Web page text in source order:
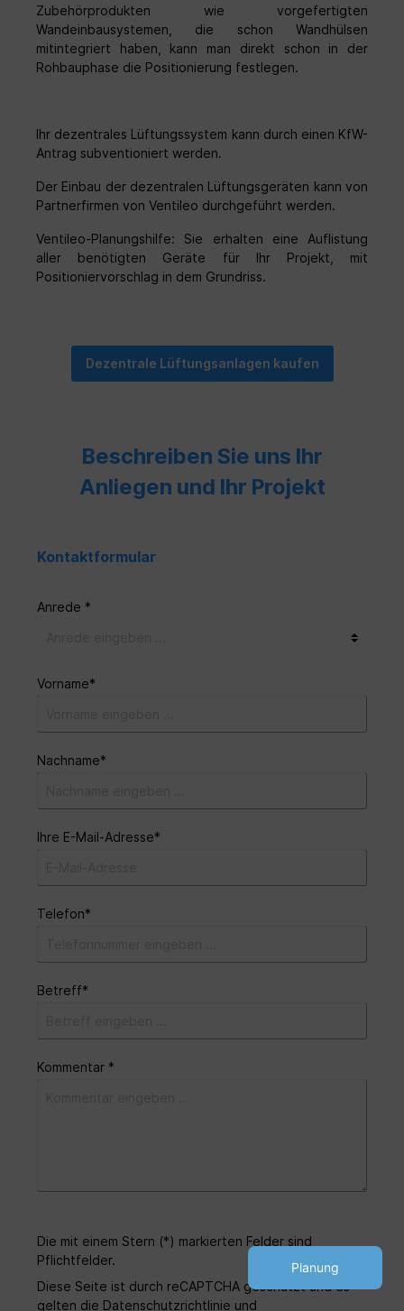
Zubehörprodukten wie vorgefertigten
Wandeinbausystemen, die schon Wandhülsen
mitintegriert haben, kann man direkt schon in der
Rohbauphase die Positionierung festlegen.
Ihr dezentrales Lüftungssystem kann durch einen KfW-
Antrag subventioniert werden.
Der Einbau der dezentralen Lüftungsgeräten kann von
Partnerfirmen von Ventileo durchgeführt werden.
Ventileo-Planungshilfe: Sie erhalten eine Auflistung
aller benötigten Geräte für Ihr Projekt, mit
Positioniervorschlag in dem Grundriss.
Dezentrale Lüftungsanlagen kaufen
Beschreiben Sie uns Ihr
Anliegen und Ihr Projekt
Kontaktformular
Anrede *
Vorname*
Nachname*
Ihre E-Mail-Adresse*
Telefon*
Betreff*
Kommentar *
Die mit einem Stern (*) markierten Felder sind
Pflichtfelder.
Diese Seite ist durch reCAPTCHA geschützt und es
gelten die Datenschutzrichtlinie und
Planung